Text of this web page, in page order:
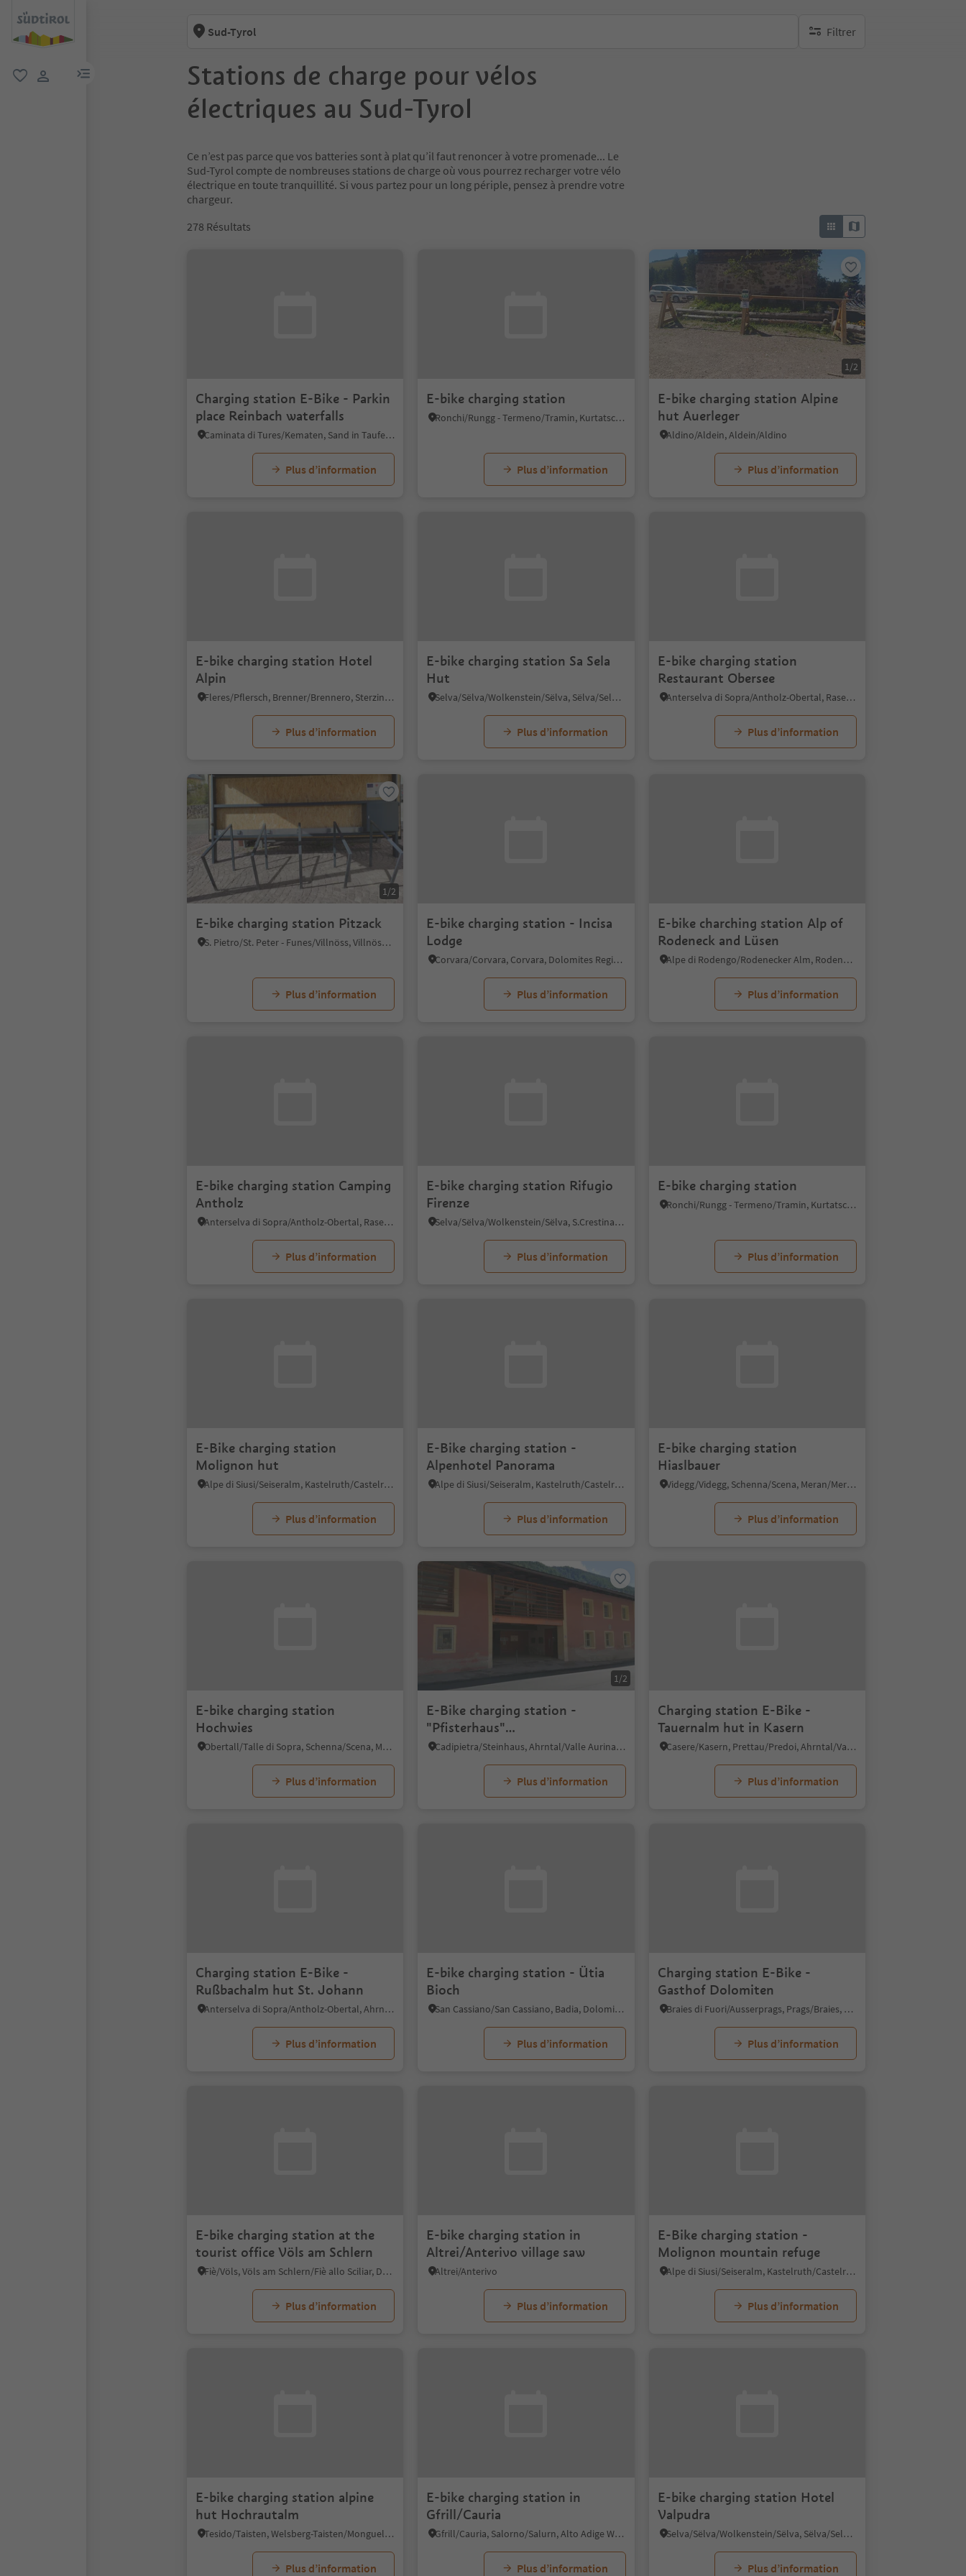
lien menu
Sud-Tyrol Filtrer
aucun filtre actif
Stations de charge pour vélos
électriques au Sud-Tyrol
Ce n’est pas parce que vos batteries sont à plat qu’il faut renoncer à votre promenade... Le
Sud-Tyrol compte de nombreuses stations de charge où vous pourrez recharger votre vélo
électrique en toute tranquillité. Si vous partez pour un long périple, pensez à prendre votre
chargeur.
278 Résultats
Charging station E-Bike - Parkin
place Reinbach waterfalls
Caminata di Tures/Kematen, Sand in Taufers/Campo Tures, Ahrntal/Valle Aurina
Plus d’information
E-bike charging station
Ronchi/Rungg - Termeno/Tramin, Kurtatsch an der Weinstraße/Cortaccia sulla Strada del Vino, Alto Adige Wine Road
Plus d’information
1/2
E-bike charging station Alpine
hut Auerleger
Aldino/Aldein, Aldein/Aldino
Plus d’information
E-bike charging station Hotel
Alpin
Fleres/Pflersch, Brenner/Brennero, Sterzing/Vipiteno and environs
Plus d’information
E-bike charging station Sa Sela
Hut
Selva/Sëlva/Wolkenstein/Sëlva, Sëlva/Selva di Val Gardena, Dolomites Region Val Gardena
Plus d’information
E-bike charging station
Restaurant Obersee
Anterselva di Sopra/Antholz-Obertal, Rasen-Antholz/Rasun Anterselva, Dolomites Region Kronplatz/Plan de Corones
Plus d’information
1/2
E-bike charging station Pitzack
S. Pietro/St. Peter - Funes/Villnöss, Villnöss/Funes, Dolomites Region Lüsen Villnöss
Plus d’information
E-bike charging station - Incisa
Lodge
Corvara/Corvara, Corvara, Dolomites Region Alta Badia
Plus d’information
E-bike charching station Alp of
Rodeneck and Lüsen
Alpe di Rodengo/Rodenecker Alm, Rodeneck/Rodengo, Brixen/Bressanone and environs
Plus d’information
E-bike charging station Camping
Antholz
Anterselva di Sopra/Antholz-Obertal, Rasen-Antholz/Rasun Anterselva, Dolomites Region Kronplatz/Plan de Corones
Plus d’information
E-bike charging station Rifugio
Firenze
Selva/Sëlva/Wolkenstein/Sëlva, S.Crestina Gherdëina/Santa Cristina Val Gardana, Dolomites Region Val Gardena
Plus d’information
E-bike charging station
Ronchi/Rungg - Termeno/Tramin, Kurtatsch an der Weinstraße/Cortaccia sulla Strada del Vino, Alto Adige Wine Road
Plus d’information
E-Bike charging station
Molignon hut
Alpe di Siusi/Seiseralm, Kastelruth/Castelrotto, Dolomites Region Seiser Alm
Plus d’information
E-Bike charging station -
Alpenhotel Panorama
Alpe di Siusi/Seiseralm, Kastelruth/Castelrotto, Dolomites Region Seiser Alm
Plus d’information
E-bike charging station
Hiaslbauer
Videgg/Videgg, Schenna/Scena, Meran/Merano and environs
Plus d’information
E-bike charging station
Hochwies
Obertall/Talle di Sopra, Schenna/Scena, Meran/Merano and environs
Plus d’information
1/2
E-Bike charging station -
"Pfisterhaus"
Steinhaus/Cadipietra
Cadipietra/Steinhaus, Ahrntal/Valle Aurina, Ahrntal/Valle Aurina
Plus d’information
Charging station E-Bike -
Tauernalm hut in Kasern
Casere/Kasern, Prettau/Predoi, Ahrntal/Valle Aurina
Plus d’information
Charging station E-Bike -
Rußbachalm hut St. Johann
Anterselva di Sopra/Antholz-Obertal, Ahrntal/Valle Aurina, Ahrntal/Valle Aurina
Plus d’information
E-bike charging station - Ütia
Bioch
San Cassiano/San Cassiano, Badia, Dolomites Region Alta Badia
Plus d’information
Charging station E-Bike -
Gasthof Dolomiten
Braies di Fuori/Ausserprags, Prags/Braies, Dolomites Region 3 Zinnen
Plus d’information
E-bike charging station at the
tourist office Völs am Schlern
Fiè/Völs, Völs am Schlern/Fiè allo Sciliar, Dolomites Region Seiser Alm
Plus d’information
E-bike charging station in
Altrei/Anterivo village saw
Altrei/Anterivo
Plus d’information
E-Bike charging station -
Molignon mountain refuge
Alpe di Siusi/Seiseralm, Kastelruth/Castelrotto, Dolomites Region Seiser Alm
Plus d’information
E-bike charging station alpine
hut Hochrautalm
Tesido/Taisten, Welsberg-Taisten/Monguelfo-Tesido
Plus d’information
E-bike charging station in
Gfrill/Cauria
Gfrill/Cauria, Salorno/Salurn, Alto Adige Wine Road
Plus d’information
E-bike charging station Hotel
Valpudra
Selva/Sëlva/Wolkenstein/Sëlva, Sëlva/Selva di Val Gardena, Dolomites Region Val Gardena
Plus d’information